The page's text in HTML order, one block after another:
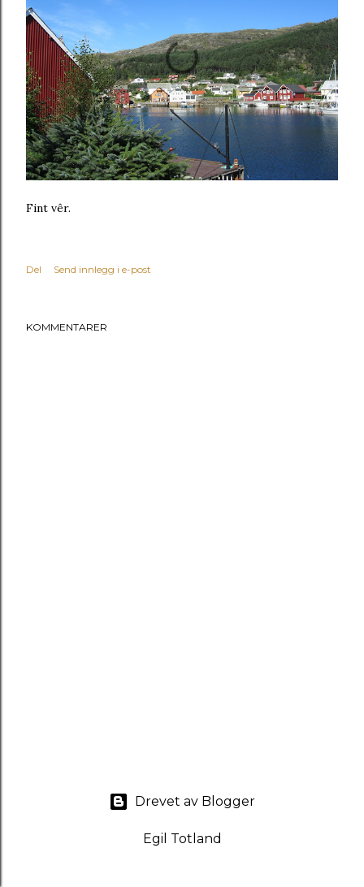
Fint vêr.
Del Send innlegg i e-post
KOMMENTARER
Drevet av Blogger
Egil Totland